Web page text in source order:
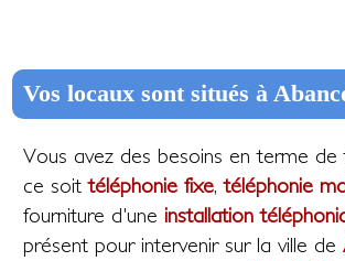
Vos locaux sont situés à
Vous avez des besoins en terme de
ce soittéléphonie fixe,téléphonie
fourniture d'une installation
présent pour intervenir sur la ville de